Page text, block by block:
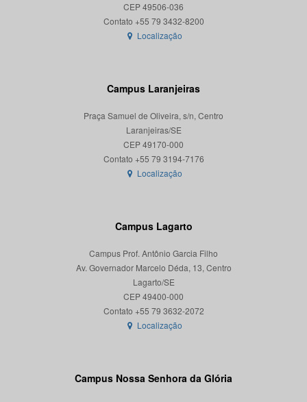
CEP 49506-036
Localização
Campus Laranjeiras
Praça Samuel de Oliveira, s/n, Centro
Laranjeiras/SE
CEP 49170-000
Localização
Campus Lagarto
Campus Prof. Antônio Garcia Filho
Av. Governador Marcelo Déda, 13, Centro
Lagarto/SE
CEP 49400-000
Localização
Campus Nossa Senhora da Glória